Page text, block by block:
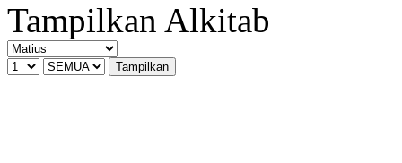
Tampilkan Alkitab